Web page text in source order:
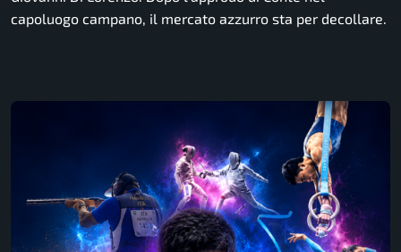
capoluogo campano, il mercato azzurro sta per decollare.